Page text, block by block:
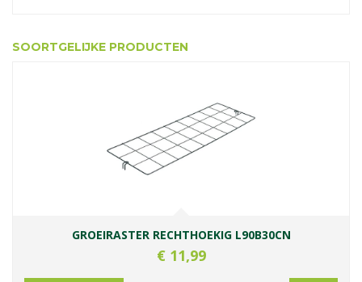
SOORTGELIJKE PRODUCTEN
GROEIRASTER RECHTHOEKIG L90B30CN
€ 11,99